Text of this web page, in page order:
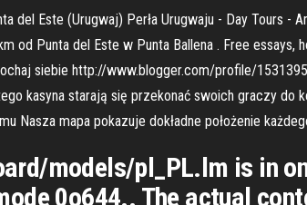
del Este (Urugwaj) Perła Urugwaju - Day Tours
od Punta del Este w Punta Ballena . Free
siebie http://www.blogger.com/profile/
kasyna starają się przekonać swoich graczy
Nasza mapa pokazuje dokładne położenie
models/pl_PL.lm is in
0o644.. The actual